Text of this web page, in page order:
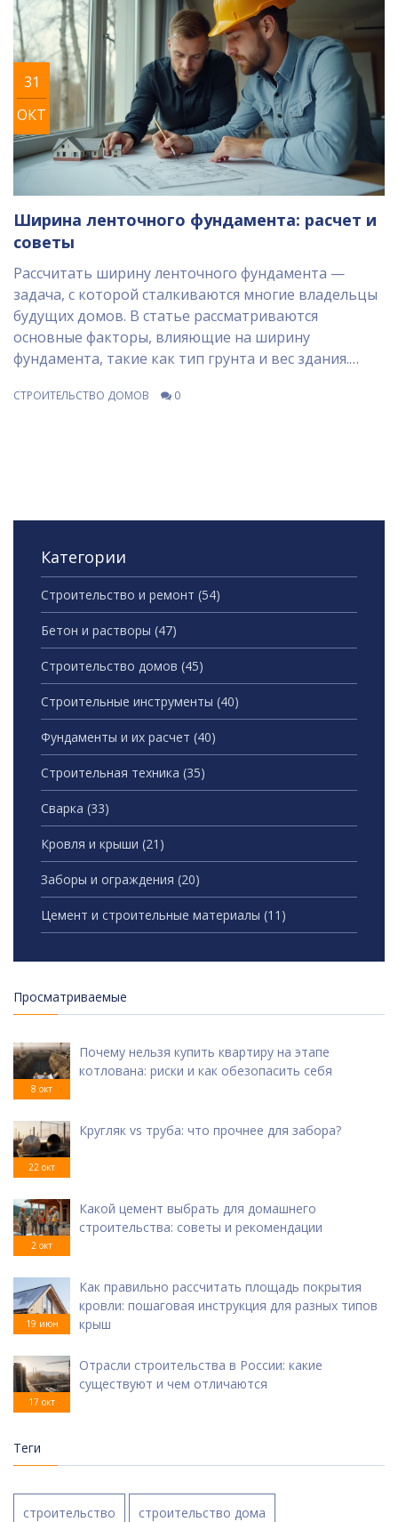
обратить внимание при выборе параметров
фундамента.
31
ОКТ
Ширина ленточного фундамента: расчет и
советы
Рассчитать ширину ленточного фундамента —
задача, с которой сталкиваются многие владельцы
будущих домов. В статье рассматриваются
основные факторы, влияющие на ширину
фундамента, такие как тип грунта и вес здания.
интересные факты, которые помогут сделать
СТРОИТЕЛЬСТВО ДОМОВ 0
Категории
Строительство и ремонт (54)
Бетон и растворы (47)
Строительство домов (45)
Строительные инструменты (40)
Фундаменты и их расчет (40)
Строительная техника (35)
Сварка (33)
Кровля и крыши (21)
Заборы и ограждения (20)
Цемент и строительные материалы (11)
Просматриваемые
8 окт
Почему нельзя купить квартиру на этапе
котлована: риски и как обезопасить себя
22 окт
Кругляк vs труба: что прочнее для забора?
2 окт
Какой цемент выбрать для домашнего
строительства: советы и рекомендации
19 июн
Как правильно рассчитать площадь покрытия
кровли: пошаговая инструкция для разных типов
крыш
17 окт
Отрасли строительства в России: какие
существуют и чем отличаются
Теги
строительство строительство дома